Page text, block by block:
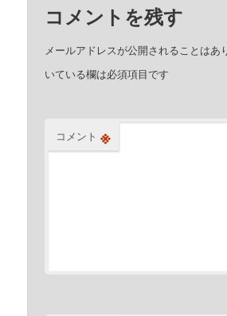
コメントを残す
メールアドレスが公開されることはあ
いている欄は必須項目です
コメント ※